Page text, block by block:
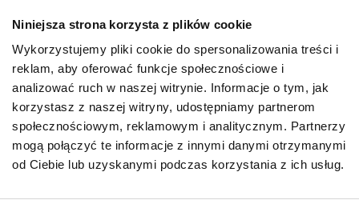
Niniejsza strona korzysta z plików cookie
Wykorzystujemy pliki cookie do spersonalizowania treści i
reklam, aby oferować funkcje społecznościowe i
analizować ruch w naszej witrynie. Informacje o tym, jak
korzystasz z naszej witryny, udostępniamy partnerom
społecznościowym, reklamowym i analitycznym. Partnerzy
mogą połączyć te informacje z innymi danymi otrzymanymi
od Ciebie lub uzyskanymi podczas korzystania z ich usług.
GODZINY OTWARCIA
Poniedziałek
09:00 - 21:00
Środa
09:00 - 21:00
Czwartek
09:00 - 21:00
Piątek
09:00 - 21:00
Sobota
09:00 - 21:00